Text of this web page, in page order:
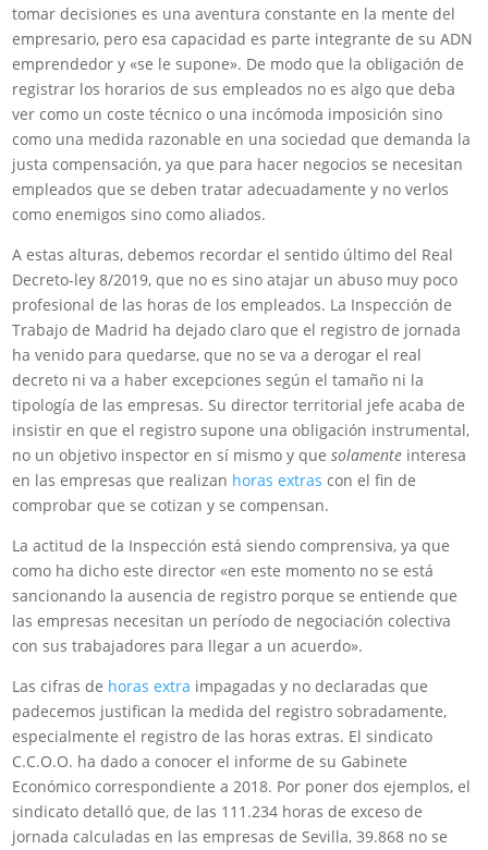
tomar decisiones es una aventura constante en la mente del
empresario, pero esa capacidad es parte integrante de su ADN
emprendedor y «se le supone». De modo que la obligación de
registrar los horarios de sus empleados no es algo que deba
ver como un coste técnico o una incómoda imposición sino
como una medida razonable en una sociedad que demanda la
justa compensación, ya que para hacer negocios se necesitan
empleados que se deben tratar adecuadamente y no verlos
como enemigos sino como aliados.
A estas alturas, debemos recordar el sentido último del Real
Decreto-ley 8/2019, que no es sino atajar un abuso muy poco
profesional de las horas de los empleados. La Inspección de
Trabajo de Madrid ha dejado claro que el registro de jornada
ha venido para quedarse, que no se va a derogar el real
decreto ni va a haber excepciones según el tamaño ni la
tipología de las empresas. Su director territorial jefe acaba de
insistir en que el registro supone una obligación instrumental,
no un objetivo inspector en sí mismo y quesolamente interesa
en las empresas que realizan horas extras con el fin de
comprobar que se cotizan y se compensan.
La actitud de la Inspección está siendo comprensiva, ya que
como ha dicho este director «en este momento no se está
sancionando la ausencia de registro porque se entiende que
las empresas necesitan un período de negociación colectiva
con sus trabajadores para llegar a un acuerdo».
Las cifras de horas extra impagadas y no declaradas que
padecemos justifican la medida del registro sobradamente,
especialmente el registro de las horas extras. El sindicato
C.C.O.O. ha dado a conocer el informe de su Gabinete
Económico correspondiente a 2018. Por poner dos ejemplos, el
sindicato detalló que, de las 111.234 horas de exceso de
jornada calculadas en las empresas de Sevilla, 39.868 no se